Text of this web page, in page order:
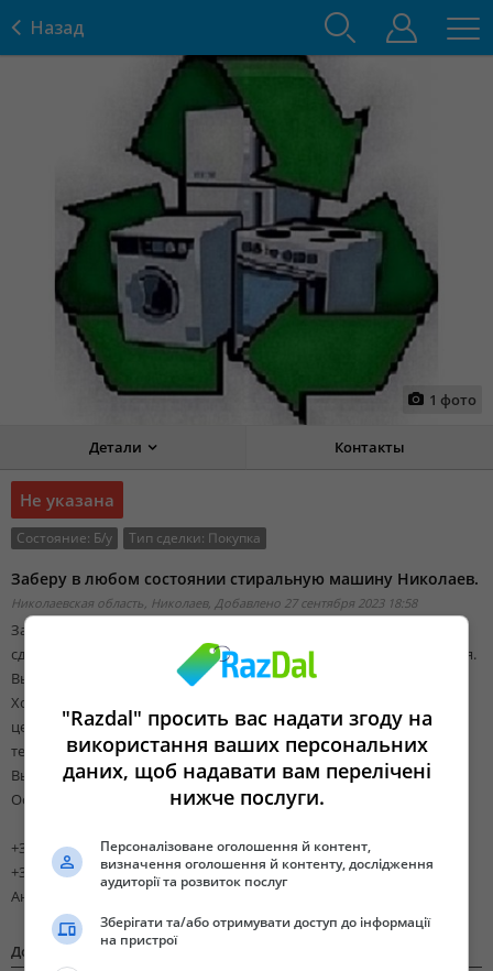
Назад
1 фото
Детали Контакты
Не указана
Состояние: Б/у Тип сделки: Покупка
Заберу в любом состоянии стиральную машину Николаев.
Николаевская область, Николаев, Добавлено 27 сентября 2023 18:58
Заберу в любом состоянии стиральную машину Николаев. Куда
сдать сломанную стиралку. Купим холодильник в день обращения.
Вывоз, скупка и утилизация старой бытовой техники.
Холодильники, стиральные машины, любая быттехника. Точная
цена зависит от марки, возраста, состояния и работоспособности
техники.
Вывоз гаражей, ангаров, кладовых, складов.
Освободитесь от хлама, заработав при этом! Звоните
+380661955846,
+380936843720
Андрей Иванович
Дополнительная информация
"Razdal" просить вас надати згоду на
використання ваших персональних
даних, щоб надавати вам перелічені
нижче послуги.
Персоналізоване оголошення й контент,
визначення оголошення й контенту, дослідження
аудиторії та розвиток послуг
Зберігати та/або отримувати доступ до інформації
на пристрої